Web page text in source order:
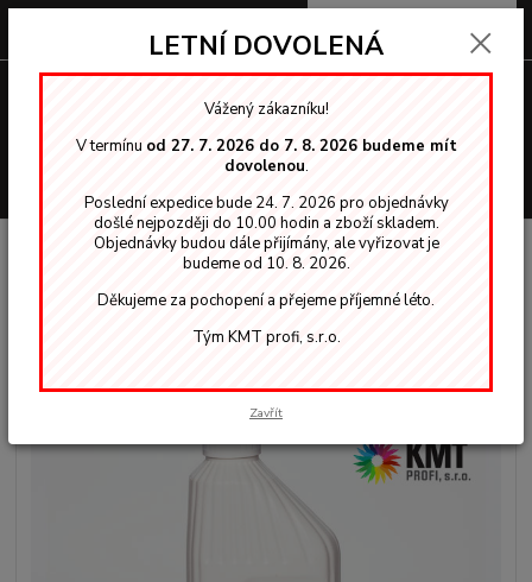
0,00 Kč
Příprava dřeva Bělení dřeva, odstraňování
GORI 3060
odstraňovač zeleného povlaku 1 L
GORI 3060 odstraňovač zeleného
LETNÍ DOVOLENÁ
Vážený zákazníku!
V termínu od 27. 7. 2026 do 7. 8. 2026 budeme mít
dovolenou.
Poslední expedice bude 24. 7. 2026 pro objednávky
došlé nejpozději do 10.00 hodin a zboží skladem.
Objednávky budou dále přijímány, ale vyřizovat je
budeme od 10. 8. 2026.
Děkujeme za pochopení a přejeme příjemné léto.
Tým KMT profi, s.r.o.
Zavřít